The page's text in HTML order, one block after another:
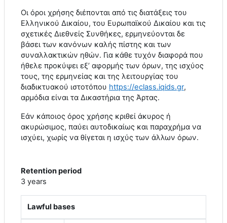
Οι όροι χρήσης διέπονται από τις διατάξεις του
Ελληνικού Δικαίου, του Ευρωπαϊκού Δικαίου και τις
σχετικές Διεθνείς Συνθήκες, ερμηνεύονται δε
βάσει των κανόνων καλής πίστης και των
συναλλακτικών ηθών. Για κάθε τυχόν διαφορά που
ήθελε προκύψει εξ’ αφορμής των όρων, της ισχύος
τους, της ερμηνείας και της λειτουργίας του
διαδικτυακού ιστοτόπου https://eclass.iqids.gr,
αρμόδια είναι τα Δικαστήρια της Άρτας.
Εάν κάποιος όρος χρήσης κριθεί άκυρος ή
ακυρώσιμος, παύει αυτοδικαίως και παραχρήμα να
ισχύει, χωρίς να θίγεται η ισχύς των άλλων όρων.
Retention period
3 years
Lawful bases